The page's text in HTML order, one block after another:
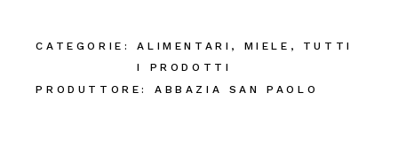
CATEGORIE: ALIMENTARI , MIELE , TUTTI
I PRODOTTI
PRODUTTORE:
ABBAZIA SAN PAOLO